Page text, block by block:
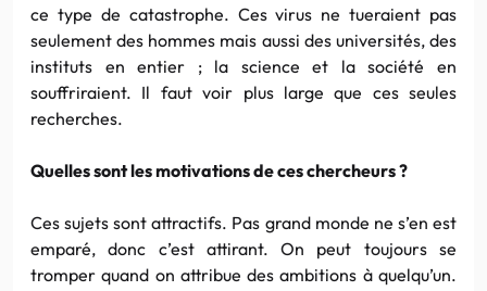
ce type de catastrophe. Ces virus ne tueraient pas
seulement des hommes mais aussi des universités, des
instituts en entier ; la science et la société en
souffriraient. Il faut voir plus large que ces seules
recherches.
Quelles sont les motivations de ces chercheurs ?
Ces sujets sont attractifs. Pas grand monde ne s’en est
emparé, donc c’est attirant. On peut toujours se
tromper quand on attribue des ambitions à quelqu’un.